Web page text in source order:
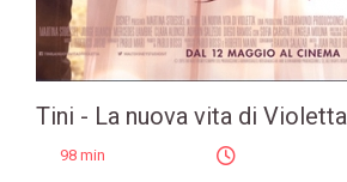
Tini - La nuova vita di Violetta
98 min